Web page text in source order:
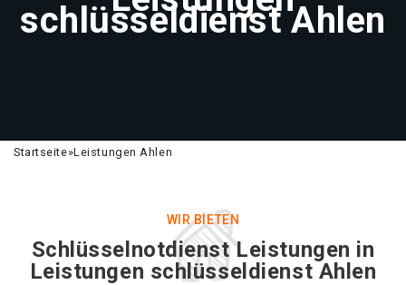
schlüsseldienst Ahlen
Startseite»Leistungen Ahlen
WIR BIETEN
Schlüsselnotdienst Leistungen in
Leistungen schlüsseldienst Ahlen